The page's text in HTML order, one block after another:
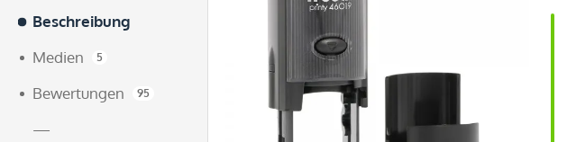
Beschreibung
Medien
5
Bewertungen 95
—